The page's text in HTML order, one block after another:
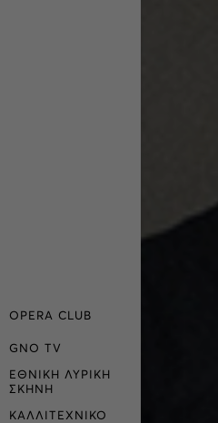
OPERA CLUB
GNO TV
ΕΘΝΙΚΗ ΛΥΡΙΚΗ
ΣΚΗΝΗ
ΚΑΛΛΙΤΕΧΝΙΚΟ